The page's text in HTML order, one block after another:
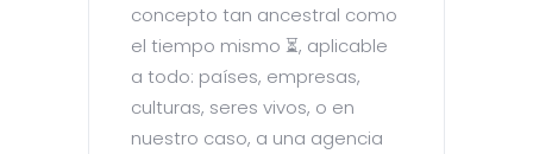
concepto tan ancestral como
el tiempo mismo ⏳, aplicable
a todo: países, empresas,
culturas, seres vivos, o en
nuestro caso, a una agencia